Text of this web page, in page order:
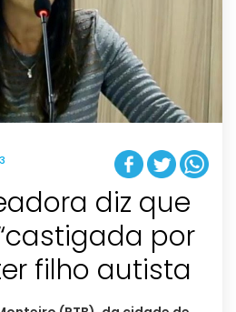
diz que
por
filho autista